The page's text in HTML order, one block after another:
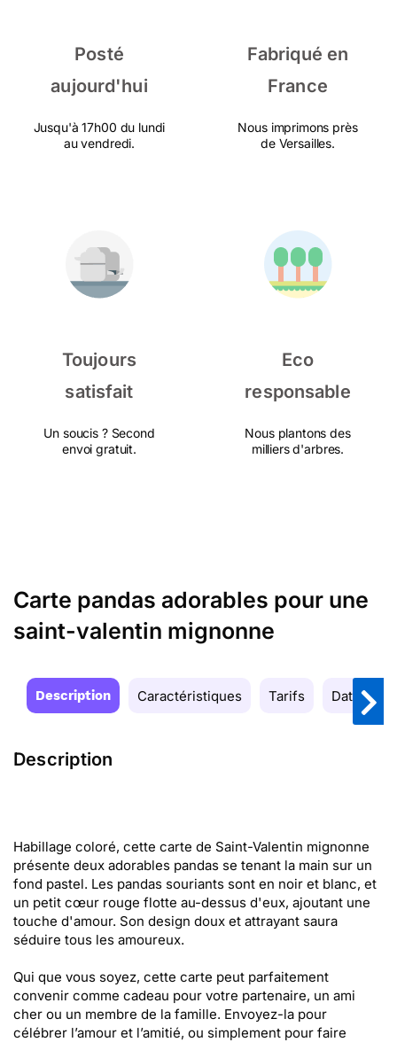
Posté
aujourd'hui
Jusqu'à 17h00 du lundi
au vendredi.
Fabriqué en
France
Nous imprimons près
de Versailles.
Toujours
satisfait
Un soucis ? Second
envoi gratuit.
Eco
responsable
Nous plantons des
milliers d'arbres.
Carte pandas adorables pour une
saint-valentin mignonne
Description Caractéristiques Tarifs Date de
Description
Habillage coloré, cette carte de Saint-Valentin mignonne
présente deux adorables pandas se tenant la main sur un
fond pastel. Les pandas souriants sont en noir et blanc, et
un petit cœur rouge flotte au-dessus d'eux, ajoutant une
touche d'amour. Son design doux et attrayant saura
séduire tous les amoureux.
Qui que vous soyez, cette carte peut parfaitement
convenir comme cadeau pour votre partenaire, un ami
cher ou un membre de la famille. Envoyez-la pour
célébrer l’amour et l’amitié, ou simplement pour faire